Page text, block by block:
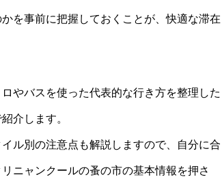
を事前に把握しておくことが、快適な滞在
やバスを使った代表的な行き方を整理した
介します。
ル別の注意点も解説しますので、自分に合
ニャンクールの蚤の市の基本情報を押さ